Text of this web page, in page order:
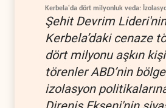
Kerbela'da dört milyonluk veda:
Şehit Devrim
Kerbela’daki cenaze
dört milyonu aşkın kişi
törenler ABD’nin
izolasyon